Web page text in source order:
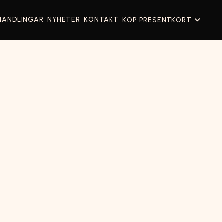
NYHETER KONTAKT KÖP PRESENTKORT